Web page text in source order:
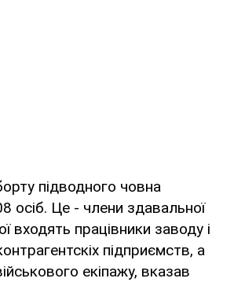
підводного човна
осіб. Це - члени здавальної
входять працівники заводу і
підприємств, а
екіпажу, вказав